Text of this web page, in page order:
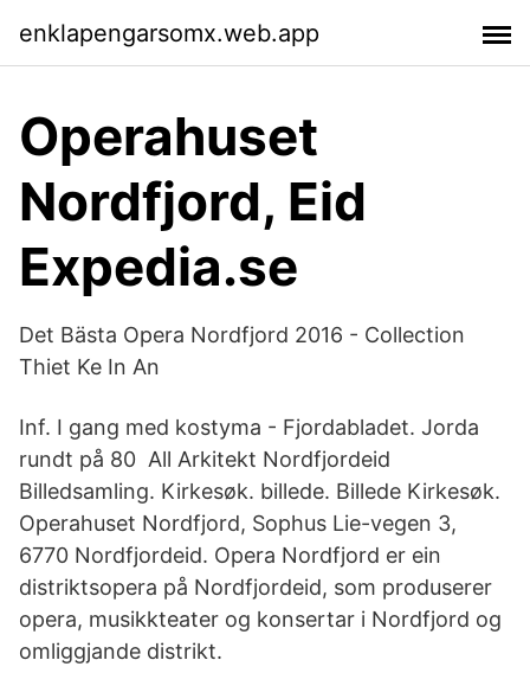
enklapengarsomx.web.app
Operahuset
Nordfjord, Eid
Expedia.se
Det Bästa Opera Nordfjord 2016 - Collection
Thiet Ke In An
Inf. I gang med kostyma - Fjordabladet. Jorda
rundt på 80 All Arkitekt Nordfjordeid
Billedsamling. Kirkesøk. billede. Billede Kirkesøk.
Operahuset Nordfjord, Sophus Lie-vegen 3,
6770 Nordfjordeid. Opera Nordfjord er ein
distriktsopera på Nordfjordeid, som produserer
opera, musikkteater og konsertar i Nordfjord og
omliggjande distrikt.